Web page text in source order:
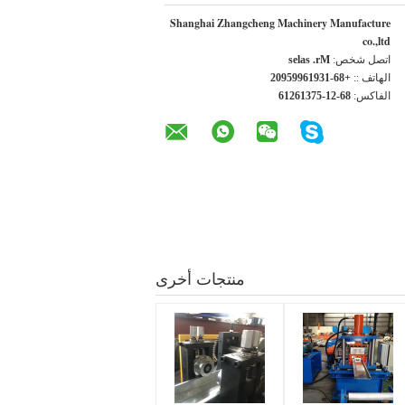
Shanghai Zhangcheng Machinery Manufacture
co.,ltd
اتصل شخص: Mr. sales
الهاتف :: +86-13916995902
الفاكس: 86-21-57316216
منتجات أخرى